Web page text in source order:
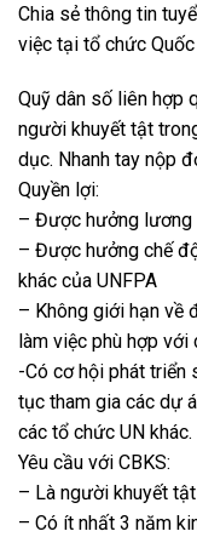
Chia sẻ thông tin
việc tại tổ chức
Quỹ dân số liên hợp
người khuyết tật
dục. Nhanh tay nộp
Quyền lợi:
– Được hưởng lương
– Được hưởng chế
khác của UNFPA
– Không giới hạn về
làm việc phù hợp
-Có cơ hội phát triển
tục tham gia các dự
các tổ chức UN khác.
Yêu cầu với CBKS:
– Là người khuyết
– Có ít nhất 3 năm